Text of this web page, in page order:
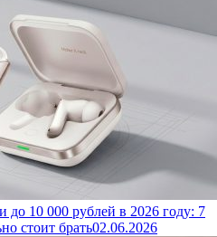
10 000 рублей в 2026 году: 7
стоит брать02.06.2026